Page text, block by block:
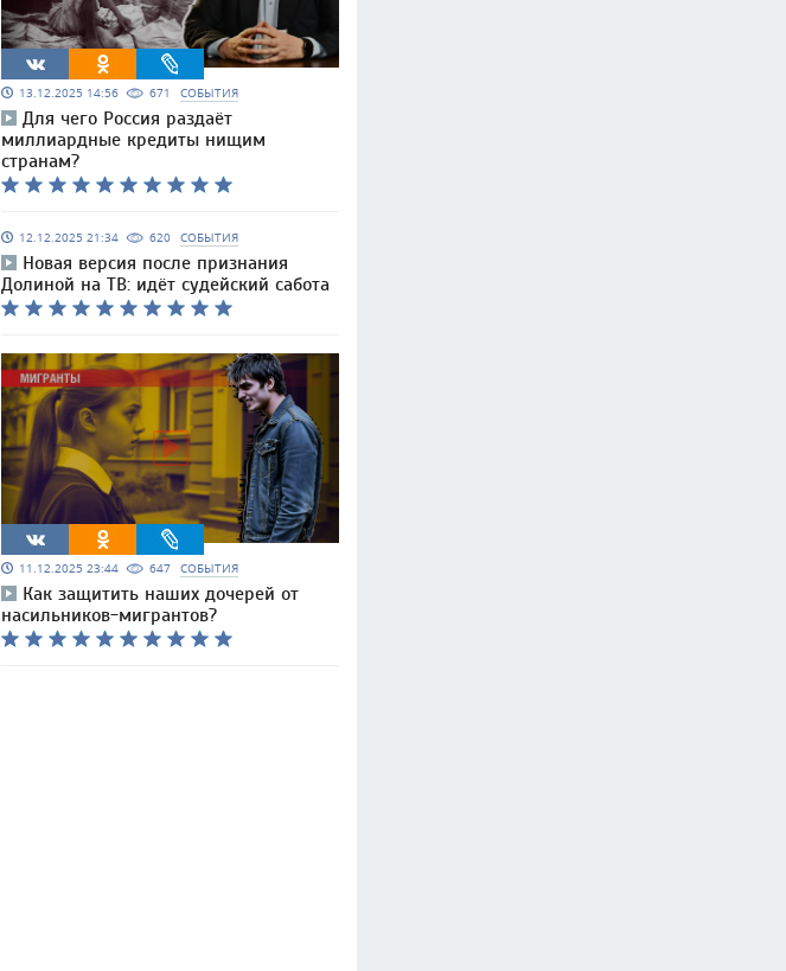
13.12.2025 14:56 671 СОБЫТИЯ
Для чего Россия раздаёт
миллиардные кредиты нищим
странам?
12.12.2025 21:34 620 СОБЫТИЯ
Новая версия после признания
Долиной на ТВ: идёт судейский сабота
11.12.2025 23:44 647 СОБЫТИЯ
Как защитить наших дочерей от
насильников-мигрантов?